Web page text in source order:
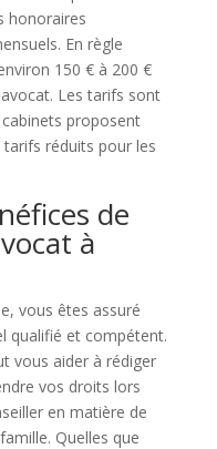
honoraires
En règle
150 € à 200 €
avocat. Les tarifs sont
proposent
réduits pour les
de
à
vous êtes assuré
qualifié et compétent.
vous aider à rédiger
vos droits lors
en matière de
Quelles que